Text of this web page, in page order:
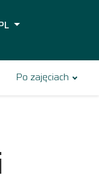
Po zajęciach